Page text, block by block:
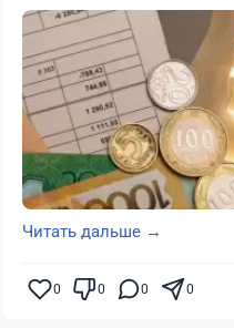
Читать дальше →
0 0 0 0